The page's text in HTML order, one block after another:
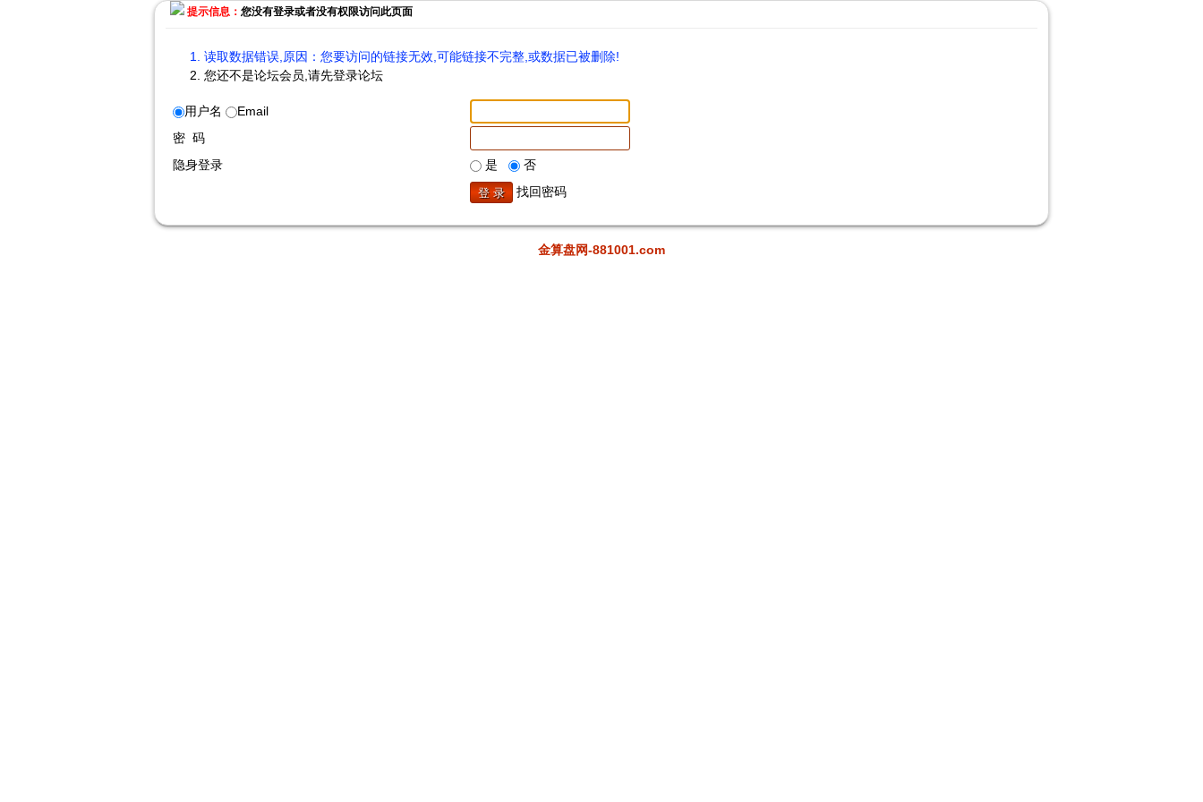
提示信息： 您没有登录或者没有权限访问此页面
读取数据错误,原因：您要访问的链接无效,可能链接不完整,或数据已被删除!
您还不是论坛会员,请先登录论坛
用户名
Email
密 码
隐身登录
是
否
找回密码
金算盘网-881001.com